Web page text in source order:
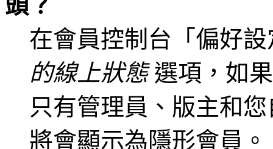
頭？
在會員控制台「偏好
的線上狀態選項，如
只有管理員、版主和
將會顯示為隱形會員。